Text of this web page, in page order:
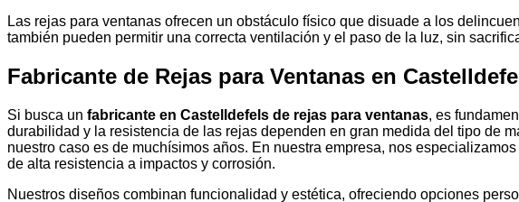
Las rejas para ventanas ofrecen un obstáculo físico que disuade a los
también pueden permitir una correcta ventilación y el paso de la luz, sin
Fabricante de Rejas para Ventanas en
Si busca un fabricante en Castelldefels de rejas para ventanas, es
durabilidad y la resistencia de las rejas dependen en gran medida del tipo de
nuestro caso es de muchísimos años. En nuestra empresa, nos
de alta resistencia a impactos y corrosión.
Nuestros diseños combinan funcionalidad y estética, ofreciendo opciones